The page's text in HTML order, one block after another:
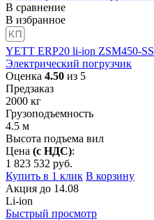
В сравнение
В избранное
YETT ERP20 li-ion ZSM450-SS
Электрический погрузчик
Оценка 4.50 из 5
Предзаказ
2000 кг
Грузоподъемность
4.5 м
Высота подъема вил
Цена (с НДС):
1 823 532 руб.
Купить в 1 клик В корзину
Акция до 14.08
Li-ion
Быстрый просмотр